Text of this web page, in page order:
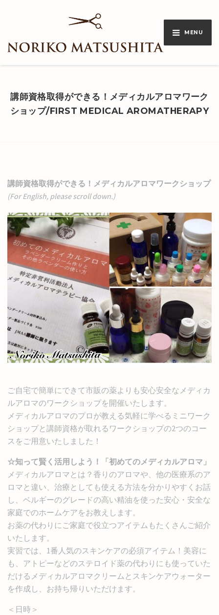
MENU
講師資格取得ができる！メディカルアロマワーク
ショップ/FIRST MEDICAL AROMATHERAPY
講師資格取得ができる！メディカルアロマワークショップ
(For English, please scroll down.)
ご自宅で簡単にできて市販の薬よりも安心安全なメディカ
ルアロマのワークショップを開催いたします。
メディカルアロマのプロが教える気軽に学べるミニワーク
ショップと講師資格が取れるワークショップの2つのコー
スをご用意いたしました！
☆知って賢く活用しよう！「初めてのメディカルアロマ」
メディカルアロマとは？香りのアロマや、他の医療系のア
ロマと違い、治療としても使える方法を分かりやすくお話
し、ベルギーのグレードの高い精油を使った安心・安全な
家庭でのホームケアをお教えします。
お薬の代わりにご家庭で役立つアイテムもたくさんご紹介
いたします。
実習では、1番人気のスキンケアの必須アイテム！美容に
も、アトピーなどのステロイド薬の代わりにも使っていた
だけるメディカルアロマクリームとスキンケアウォーター
を作成し、お持ち帰りいただけます。
＜日時＞